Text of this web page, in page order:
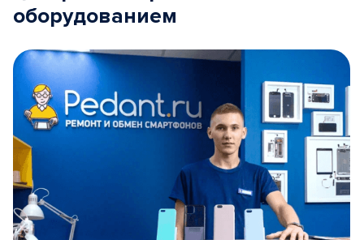
оборудованием